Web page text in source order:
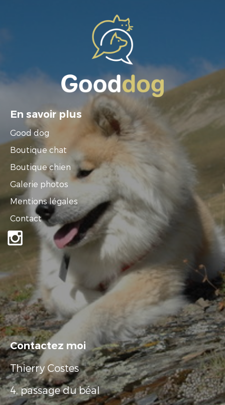
Contactez moi
Thierry Costes
4, passage du béal
En savoir plus
Good dog
Boutique chat
Boutique chien
Galerie photos
Mentions légales
Contact